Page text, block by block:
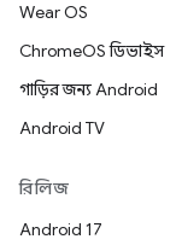
Wear OS
ChromeOS ডিভাইস
গাড়ির জন্য Android
Android TV
রিলিজ
Android 17